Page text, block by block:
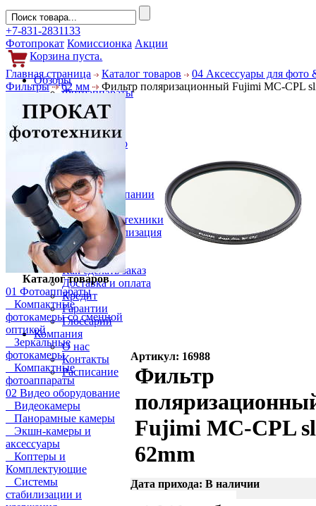
+7-831-2831133
Фотопрокат Комиссионка Акции
Корзина пуста.
Обзоры
Фотоаппараты
Объективы
Фильтры
Новости
Фото и видео
Гаджеты
Аксессуары
Слухи
Новости компании
Услуги
Прокат фототехники
Выкуп и реализация
Покупателям
Акции
Как сделать заказ
Доставка и оплата
Кредит
Гарантии
Глоссарий
Компания
О нас
Контакты
Расписание
Главная страница Каталог товаров
04 Аксессуары для фото
Фильтры
62 мм Фильтр поляризационный Fujimi MC-CPL
Каталог товаров
01 Фотоаппараты
Компактные
фотокамеры со сменной
оптикой
Зеркальные
фотокамеры
Компактные
фотоаппараты
02 Видео оборудование
Видеокамеры
Панорамные камеры
Экшн-камеры и
аксессуары
Коптеры и
Комплектующие
Системы
стабилизации и
Артикул: 16988
Фильтр
Fujimi MC-CPL
62mm
Дата прихода: В наличии